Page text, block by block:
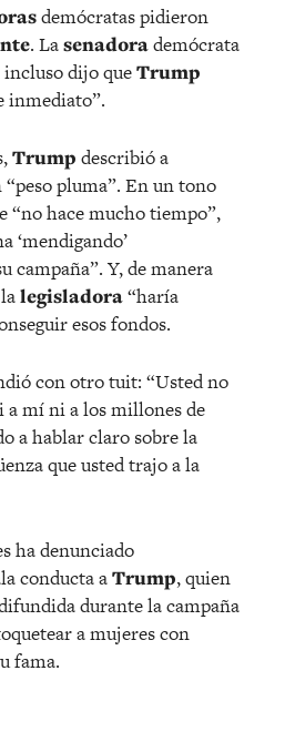
demócratas pidieron
. Lasenadorademócrata
incluso dijo queTrump
inmediato”.
Trump describió a
pluma”. En un tono
“no hace mucho tiempo”,
‘mendigando’
campaña”. Y, de manera
legisladora“haría
esos fondos.
con otro tuit: “Usted no
a mí ni a los millones de
a hablar claro sobre la
que usted trajo a la
ha denunciado
conducta aTrump, quien
durante la campaña
a mujeres con
fama.